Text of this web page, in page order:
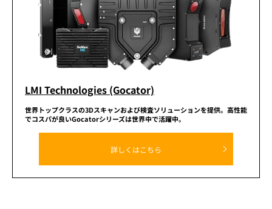
LMI Technologies (Gocator)
世界トップクラスの3Dスキャンおよび検査ソリューションを提供。 高性能
でコスパが良いGocatorシリーズは世界中で活躍中。
詳しくはこちら